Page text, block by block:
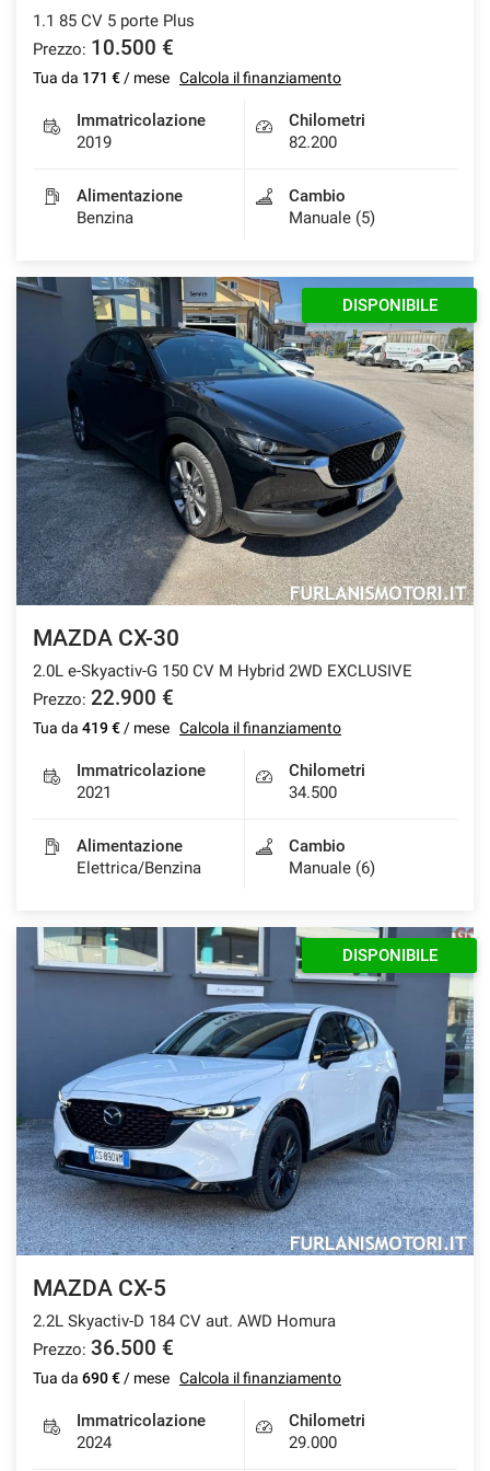
1.1 85 CV 5 porte Plus
Prezzo: 10.500 €
Tua da 171 € / mese Calcola il finanziamento
Immatricolazione
2019
Chilometri
82.200
Alimentazione
Benzina
Cambio
Manuale (5)
DISPONIBILE
MAZDA CX-30
2.0L e-Skyactiv-G 150 CV M Hybrid 2WD EXCLUSIVE
Prezzo: 22.900 €
Tua da 419 € / mese Calcola il finanziamento
Immatricolazione
2021
Chilometri
34.500
Alimentazione
Elettrica/Benzina
Cambio
Manuale (6)
DISPONIBILE
MAZDA CX-5
2.2L Skyactiv-D 184 CV aut. AWD Homura
Prezzo: 36.500 €
Tua da 690 € / mese Calcola il finanziamento
Immatricolazione
2024
Chilometri
29.000
Cookie per il miglioramento dell'esperienza utente
Cookie analitici
Cookie di marketing
Leggi
la
cookie
policy
Salva
le
impostazioni